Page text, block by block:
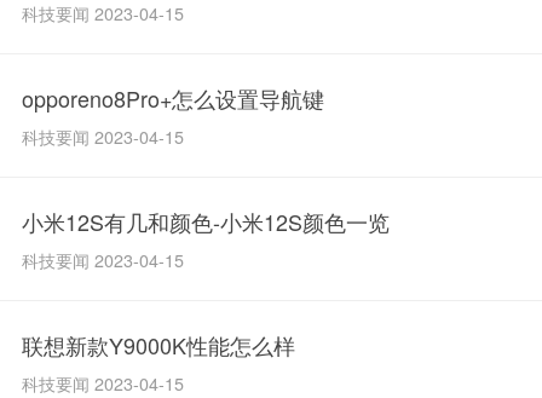
科技要闻 2023-04-15
opporeno8Pro+怎么设置导航键
科技要闻 2023-04-15
小米12S有几和颜色-小米12S颜色一览
科技要闻 2023-04-15
联想新款Y9000K性能怎么样
科技要闻 2023-04-15